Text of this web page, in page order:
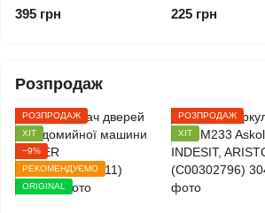
(480121100591)
395 грн
(580477)
225 грн
Розпродаж
РОЗПРОДАЖ
ХІТ
−9%
РЕКОМЕНДУЄМО
ORIGINAL
РОЗПРОДАЖ
ХІТ